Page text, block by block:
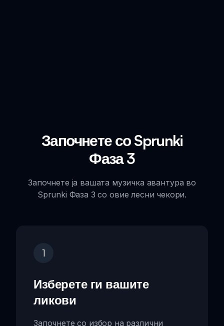
Започнете со Sprunki
Фаза 3
Започнете ја вашата музичка авантура во
Sprunki Фаза 3 со овие лесни чекори.
1
Изберете ги вашите
ликови
Започнете со избор на различни